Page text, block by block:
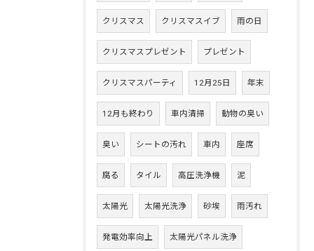
クリスマス クリスマスイブ 雨の日
クリスマスプレゼント プレゼント
クリスマスパーティ 12月25日 年末
12月も終わり 車内清掃 動物の臭い
臭い シートの汚れ 車内 座席
腐る タイル 高圧洗浄機 泥
太陽光 太陽光洗浄 砂埃 雨汚れ
発電効率向上 太陽光パネル洗浄